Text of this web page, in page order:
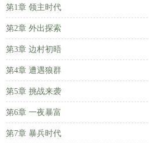
第1章 领主时代
第2章 外出探索
第3章 边村初晤
第4章 遭遇狼群
第5章 挑战来袭
第6章 一夜暴富
第7章 暴兵时代